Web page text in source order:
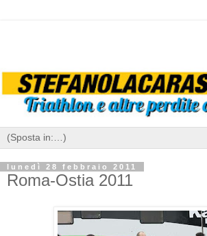
lunedì 28 febbraio 2011
Roma-Ostia 2011